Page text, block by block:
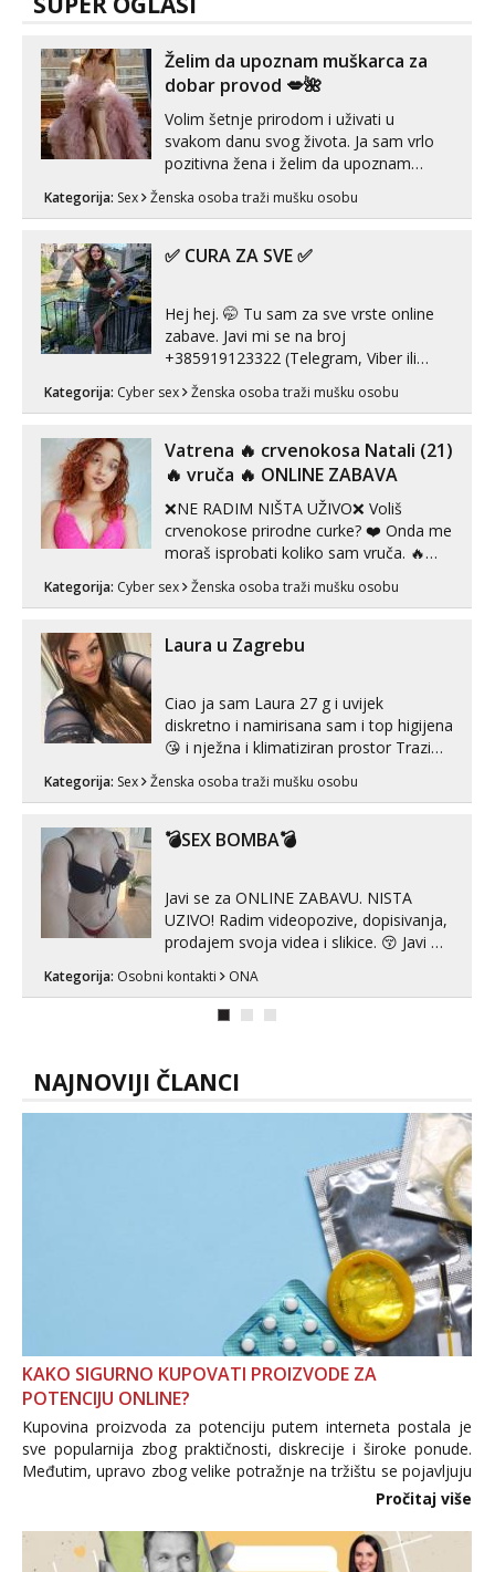
Želim da upoznam muškarca za
dobar provod 💋🌺
Volim šetnje prirodom i uživati u
svakom danu svog života. Ja sam vrlo
pozitivna žena i želim da upoznam
može i nešto više.💋🌺 Klikni na link
Kategorija: Sex Ženska osoba traži mušku osobu
✅ CURA ZA SVE ✅
Hej hej. 🤭 Tu sam za sve vrste online
zabave. Javi mi se na broj
+385919123322 (Telegram, Viber ili
Whatsapp). 🤙 NE javljaj se na uzivo.
Hvala.
Kategorija: Cyber sex Ženska osoba traži mušku osobu
Vatrena ‎️‍🔥 crvenokosa Natali (21)
‎️‍🔥 vruča‎ ️‍🔥 ONLINE ZABAVA
❌NE RADIM NIŠTA UŽIVO❌ Voliš
crvenokose prirodne curke? ❤️ Onda me
moraš isprobati koliko sam vruča.‎ ️‍🔥
MLADA vražica koja ima 100%
prorodne grudi, 💦 Misli su mi uvijek
U mojoj raznolikoj ponudi možeš
pranaći nešto po svojoj mjeri. Sexi videa
Kategorija: Cyber sex Ženska osoba traži mušku osobu
Laura u Zagrebu
Ciao ja sam Laura 27 g i uvijek
diskretno i namirisana sam i top higijena
😘 i nježna i klimatiziran prostor Trazim
Pusenje i gutanje sperme Erotsko rublje
tijelu Iskljucivo neradim analni !!! I
Kategorija: Sex Ženska osoba traži mušku osobu
💣SEX BOMBA💣
Javi se za ONLINE ZABAVU. NISTA
UZIVO! Radim videopozive, dopisivanja,
prodajem svoja videa i slikice. 😚 Javi mi
Telegram. +385 91 723 0045
Kategorija: Osobni kontakti ONA
NAJNOVIJI ČLANCI
KAKO SIGURNO KUPOVATI PROIZVODE ZA
POTENCIJU ONLINE?
Kupovina proizvoda za potenciju putem interneta postala je
sve popularnija zbog praktičnosti, diskrecije i široke ponude.
Međutim, upravo zbog velike potražnje na tržištu se pojavljuju
i brojni krivotvoreni proizvodi, nepouzdane internetske
Pročitaj više